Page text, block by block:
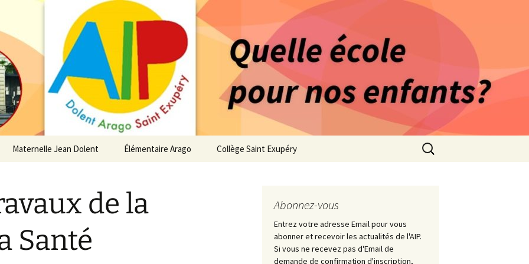
– Association Indépendante
d'élèves depuis 1981
des enfants du secteur scolaire Dolent-Arago-Saint Exupéry
l’AIP
Maternelle Jean Dolent
Infos pratiques
Maternelle
Élémentaire Arago
Infos pratiques
Élémentaire
Collège Saint Exupéry
Infos pratiques Collège
Rechercher :
de la
Santé
Abonnez-vous
Entrez votre adresse Email pour vous
abonner et recevoir les actualités de l'AIP.
Si vous ne recevez pas d'Email de
demande de confirmation d'inscription,